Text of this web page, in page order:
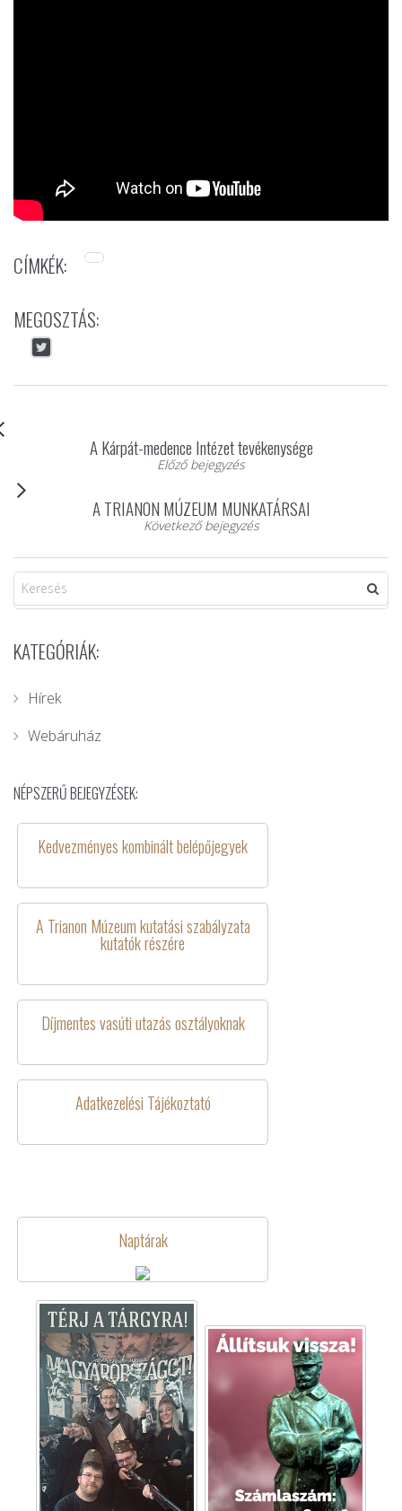
CÍMKÉK:
MEGOSZTÁS:
A Kárpát-medence Intézet tevékenysége
Előző bejegyzés
A TRIANON MÚZEUM MUNKATÁRSAI
Következő bejegyzés
KATEGÓRIÁK:
Hírek
Webáruház
NÉPSZERŰ BEJEGYZÉSEK:
Kedvezményes kombinált belépőjegyek
A Trianon Múzeum kutatási szabályzata
kutatók részére
Díjmentes vasúti utazás osztályoknak
Adatkezelési Tájékoztató
Naptárak